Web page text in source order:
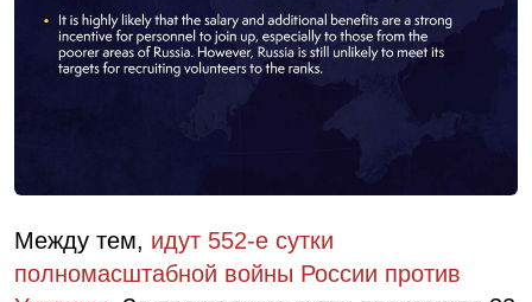
Между тем, идут 552-е сутки
полномасштабной войны России против